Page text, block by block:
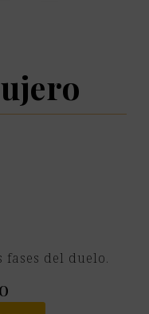
del duelo.